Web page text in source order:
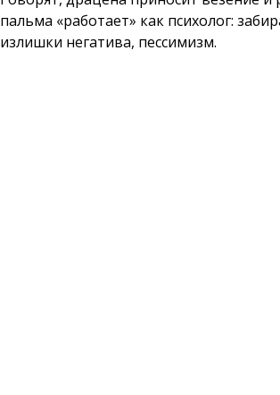
пальма «работает» как психолог:
излишки негатива, пессимизм.